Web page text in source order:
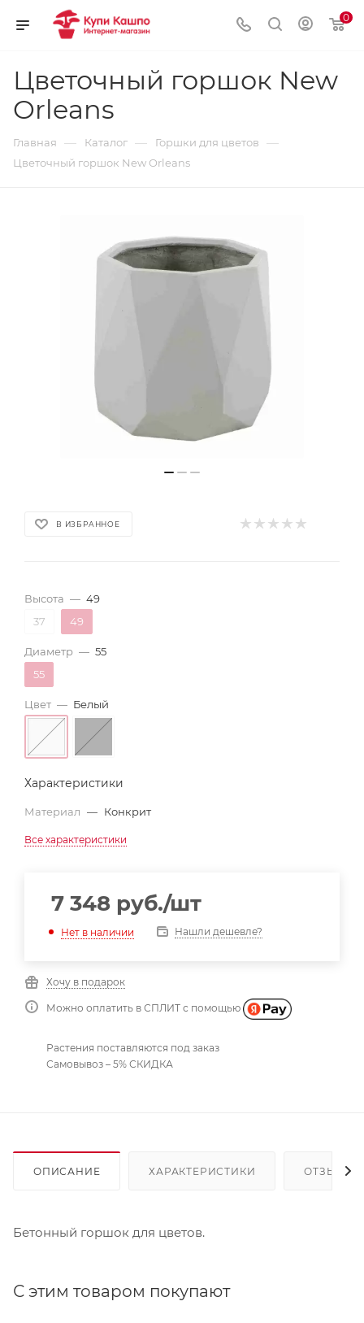
0
Цветочный горшок New
Orleans
Главная — Каталог — Горшки для цветов —
Цветочный горшок New Orleans
В ИЗБРАННОЕ
Высота — 49
37
49
Диаметр — 55
55
Цвет — Белый
Характеристики
Материал — Конкрит
Все характеристики
7 348 руб./шт
Нет в наличии Нашли дешевле?
Хочу в подарок
Можно оплатить в СПЛИТ с помощью
Растения поставляются под заказ
Самовывоз – 5% СКИДКА
ОПИСАНИЕ ХАРАКТЕРИСТИКИ ОТЗЫВЫ
Бетонный горшок для цветов.
С этим товаром покупают